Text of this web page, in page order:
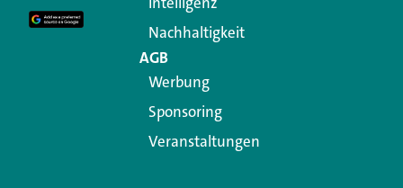
Kommentar
Nachhaltigkeit
AGB
Werbung
Sponsoring
Veranstaltungen